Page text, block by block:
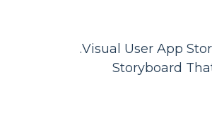
بعد محاذاة الفريق على رؤية شاملة للمنتج ، فقد حان الوقت للبدء في إنشاء User Personas و Visual User App Stories.